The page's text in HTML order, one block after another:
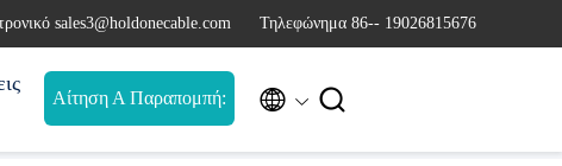
sales3@holdonecable.com Τηλεφώνημα 86-- 19026815676
Αίτηση Α Παραπομπή:  